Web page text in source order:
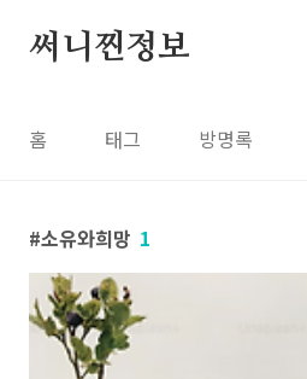
써니찐정보
홈 태그 방명록
소유와희망 1